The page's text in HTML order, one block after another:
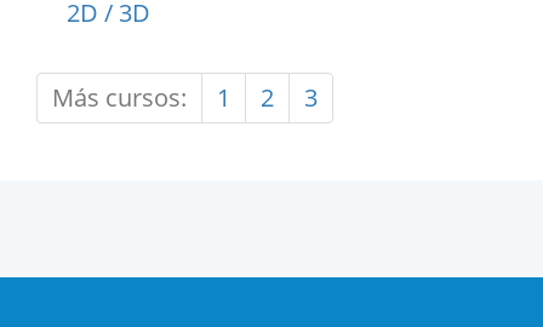
2D / 3D
Más cursos: 1 2 3